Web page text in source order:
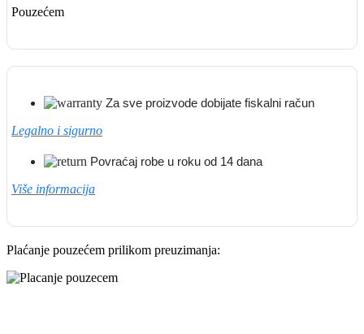
Pouzećem
Za sve proizvode dobijate fiskalni račun
Legalno i sigurno
Povraćaj robe u roku od 14 dana
Više informacija
Plaćanje pouzećem prilikom preuzimanja: